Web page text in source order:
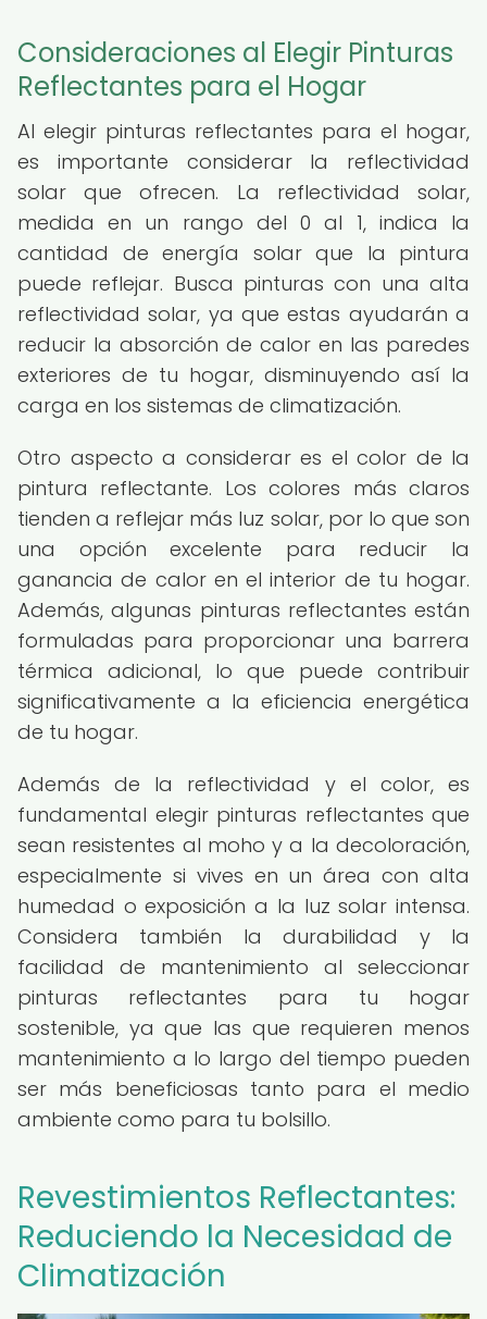
Consideraciones al Elegir Pinturas
Reflectantes para el Hogar
Al elegir pinturas reflectantes para el hogar,
es importante considerar la reflectividad
solar que ofrecen. La reflectividad solar,
medida en un rango del 0 al 1, indica la
cantidad de energía solar que la pintura
puede reflejar. Busca pinturas con una alta
reflectividad solar, ya que estas ayudarán a
reducir la absorción de calor en las paredes
exteriores de tu hogar, disminuyendo así la
carga en los sistemas de climatización.
Otro aspecto a considerar es el color de la
pintura reflectante. Los colores más claros
tienden a reflejar más luz solar, por lo que son
una opción excelente para reducir la
ganancia de calor en el interior de tu hogar.
Además, algunas pinturas reflectantes están
formuladas para proporcionar una barrera
térmica adicional, lo que puede contribuir
significativamente a la eficiencia energética
de tu hogar.
Además de la reflectividad y el color, es
fundamental elegir pinturas reflectantes que
sean resistentes al moho y a la decoloración,
especialmente si vives en un área con alta
humedad o exposición a la luz solar intensa.
Considera también la durabilidad y la
facilidad de mantenimiento al seleccionar
pinturas reflectantes para tu hogar
sostenible, ya que las que requieren menos
mantenimiento a lo largo del tiempo pueden
ser más beneficiosas tanto para el medio
ambiente como para tu bolsillo.
Revestimientos Reflectantes:
Reduciendo la Necesidad de
Climatización